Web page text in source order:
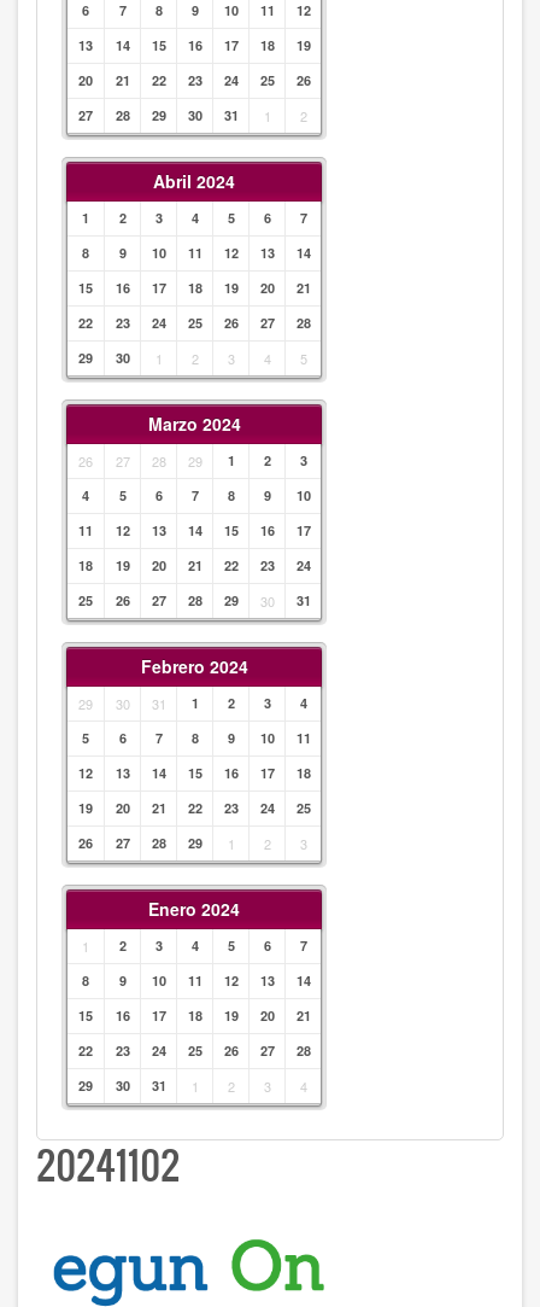
6
7 8 9 10 11
12
13
14 15 16 17 18
19
20
21 22 23 24 25
26
27
28 29 30 31 1 2
Abril 2024
1 2 3 4 5 6
7
8
9 10 11 12 13
14
15
16 17 18 19 20
21
22
23 24 25 26 27
28
29
30 1 2 3 4 5
Marzo 2024
26 27 28 29 1 2
3
4
5 6 7 8 9
10
11
12 13 14 15 16
17
18
19 20 21 22 23
24
25
26 27 28 29 30 31
Febrero 2024
29 30 31 1 2 3
4
5
6 7 8 9 10
11
12
13 14 15 16 17
18
19
20 21 22 23 24
25
26
27 28 29 1 2 3
Enero 2024
1 2 3 4 5 6
7
8
9 10 11 12 13
14
15
16 17 18 19 20
21
22
23 24 25 26 27
28
29
30 31 1 2 3 4
20241102